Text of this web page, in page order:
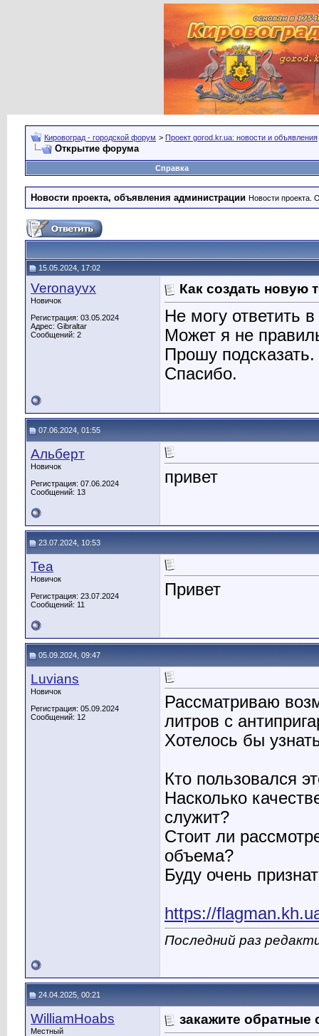
Кировоград - городской форум > Проект gorod.kr.ua: новости и объявления
Открытие форума
Справка
Новости проекта, объявления администрации Новости проекта.
15.05.2024, 17:02
Veronayvx
Новичок
Регистрация: 03.05.2024
Адрес: Gibraltar
Сообщений: 2
Как создать новую
Не могу ответить
Может я не
Прошу подсказать.
Спасибо.
07.06.2024, 01:55
Альберт
Новичок
Регистрация: 07.06.2024
Сообщений: 13
привет
23.07.2024, 10:53
Tea
Новичок
Регистрация: 23.07.2024
Сообщений: 11
Привет
05.09.2024, 09:47
Luvians
Новичок
Регистрация: 05.09.2024
Сообщений: 12
Рассматриваю
литров с
Хотелось бы
Кто пользовался
Насколько
служит?
Стоит ли
объема?
Буду очень
https://
Последний раз
24.04.2025, 00:21
WilliamHoabs
Местный
закажите